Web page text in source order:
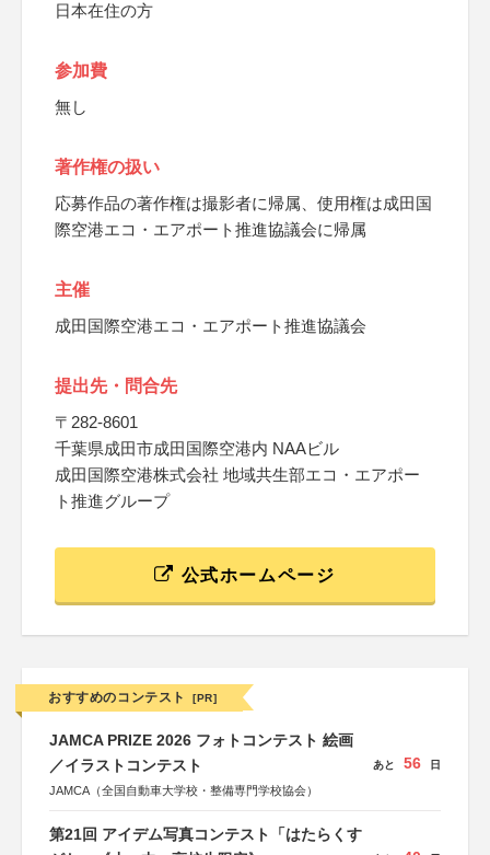
日本在住の方
参加費
無し
著作権の扱い
応募作品の著作権は撮影者に帰属、使用権は成田国
際空港エコ・エアポート推進協議会に帰属
主催
成田国際空港エコ・エアポート推進協議会
提出先・問合先
〒282-8601
千葉県成田市成田国際空港内 NAAビル
成田国際空港株式会社 地域共生部エコ・エアポー
ト推進グループ
公式ホームページ
おすすめのコンテスト [PR]
JAMCA PRIZE 2026 フォトコンテスト 絵画
／イラストコンテスト
JAMCA（全国自動車大学校・整備専門学校協会）
あと 56 日
第21回 アイデム写真コンテスト「はたらくす